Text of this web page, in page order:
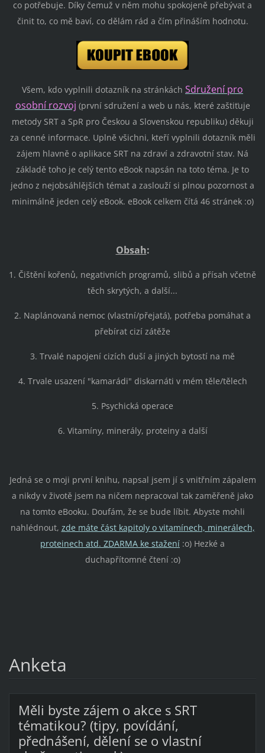
co potřebuje. Díky čemuž v něm mohu spokojeně přebývat a
činit to, co mě baví, co dělám rád a čím přináším hodnotu.
Všem, kdo vyplnili dotazník na stránkách Sdružení pro
osobní rozvoj (první sdružení a web u nás, které zaštiťuje
metody SRT a SpR pro Českou a Slovenskou republiku) děkuji
za cenné informace. Uplně všichni, kteří vyplnili dotazník měli
zájem hlavně o aplikace SRT na zdraví a zdravotní stav. Ná
základě toho je celý tento eBook napsán na toto téma. Je to
jedno z nejobsáhlějších témat a zaslouží si plnou pozornost a
minimálně jeden celý eBook. eBook celkem čítá 46 stránek :o)
Obsah:
1. Čištění kořenů, negativních programů, slibů a přísah včetně
těch skrytých, a další...
2. Naplánovaná nemoc (vlastní/přejatá), potřeba pomáhat a
přebírat cizí zátěže
3. Trvalé napojení cizích duší a jiných bytostí na mě
4. Trvale usazení "kamarádi" diskarnáti v mém těle/tělech
5. Psychická operace
6. Vitamíny, minerály, proteiny a další
Jedná se o moji první knihu, napsal jsem jí s vnitřním zápalem
a nikdy v životě jsem na ničem nepracoval tak zaměřeně jako
na tomto eBooku. Doufám, že se bude líbit. Abyste mohli
nahlédnout, zde máte část kapitoly o vitamínech, minerálech,
proteinech atd. ZDARMA ke stažení :o) Hezké a
duchapřítomné čtení :o)
Anketa
Měli byste zájem o akce s SRT
tématikou? (tipy, povídání,
přednášení, dělení se o vlastní